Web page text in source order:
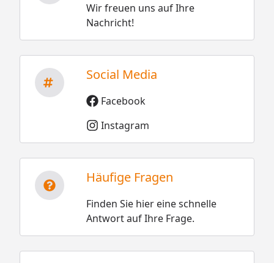
Wir freuen uns auf Ihre
Nachricht!
Social Media
Facebook
Instagram
Häufige Fragen
Finden Sie hier eine schnelle
Antwort auf Ihre Frage.